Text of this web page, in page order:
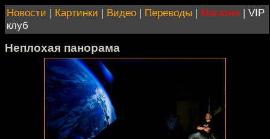
Новости | Картинки | Видео | Переводы | Магазин | VIP
клуб
Неплохая панорама